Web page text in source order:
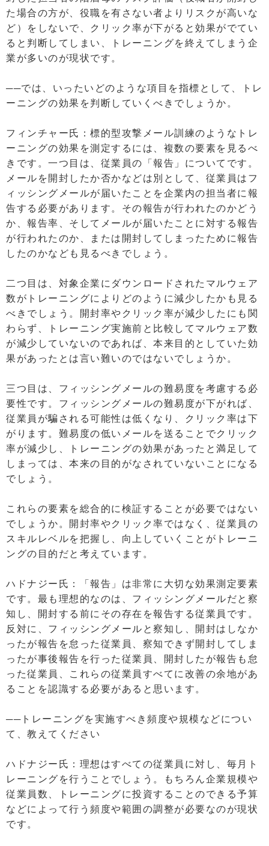
た場合の方が、役職を有さない者よりリスクが高いな
ど）をしないで、クリック率が下がると効果がでてい
ると判断してしまい、トレーニングを終えてしまう企
業が多いのが現状です。
──では、いったいどのような項目を指標として、トレ
ーニングの効果を判断していくべきでしょうか。
フィンチャー氏：標的型攻撃メール訓練のようなトレ
ーニングの効果を測定するには、複数の要素を見るべ
きです。一つ目は、従業員の「報告」についてです。
メールを開封したか否かなどは別として、従業員はフ
ィッシングメールが届いたことを企業内の担当者に報
告する必要があります。その報告が行われたのかどう
か、報告率、そしてメールが届いたことに対する報告
が行われたのか、または開封してしまったために報告
したのかなども見るべきでしょう。
二つ目は、対象企業にダウンロードされたマルウェア
数がトレーニングによりどのように減少したかも見る
べきでしょう。開封率やクリック率が減少したにも関
わらず、トレーニング実施前と比較してマルウェア数
が減少していないのであれば、本来目的としていた効
果があったとは言い難いのではないでしょうか。
三つ目は、フィッシングメールの難易度を考慮する必
要性です。フィッシングメールの難易度が下がれば、
従業員が騙される可能性は低くなり、クリック率は下
がります。難易度の低いメールを送ることでクリック
率が減少し、トレーニングの効果があったと満足して
しまっては、本来の目的がなされていないことになる
でしょう。
これらの要素を総合的に検証することが必要ではない
でしょうか。開封率やクリック率ではなく、従業員の
スキルレベルを把握し、向上していくことがトレーニ
ングの目的だと考えています。
ハドナジー氏：「報告」は非常に大切な効果測定要素
です。最も理想的なのは、フィッシングメールだと察
知し、開封する前にその存在を報告する従業員です。
反対に、フィッシングメールと察知し、開封はしなか
ったが報告を怠った従業員、察知できず開封してしま
ったが事後報告を行った従業員、開封したが報告も怠
った従業員、これらの従業員すべてに改善の余地があ
ることを認識する必要があると思います。
──トレーニングを実施すべき頻度や規模などについ
て、教えてください
ハドナジー氏：理想はすべての従業員に対し、毎月ト
レーニングを行うことでしょう。もちろん企業規模や
従業員数、トレーニングに投資することのできる予算
などによって行う頻度や範囲の調整が必要なのが現状
です。